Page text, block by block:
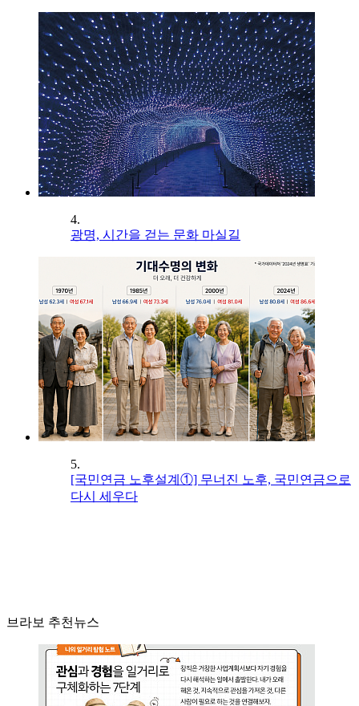
4.
광명, 시간을 걷는 문화 마실길
5.
[국민연금 노후설계①] 무너진 노후, 국민연금으로
다시 세우다
브라보 추천뉴스